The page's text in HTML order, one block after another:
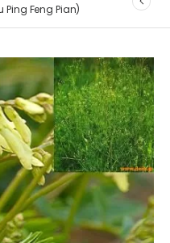
Ping Feng Pian)